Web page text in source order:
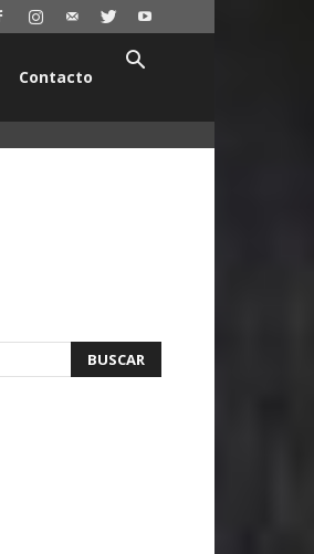
Contacto